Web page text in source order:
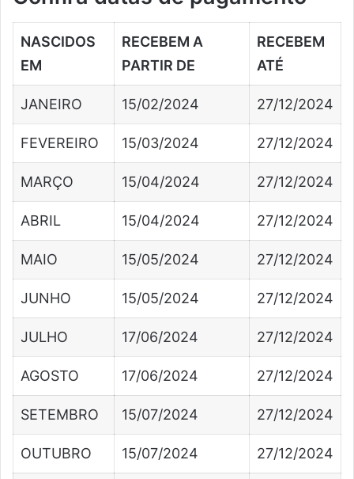
NASCIDOS
EM
RECEBEM A
PARTIR DE
RECEBEM
ATÉ
JANEIRO 15/02/2024 27/12/2024
FEVEREIRO 15/03/2024 27/12/2024
MARÇO 15/04/2024 27/12/2024
ABRIL 15/04/2024 27/12/2024
MAIO 15/05/2024 27/12/2024
JUNHO 15/05/2024 27/12/2024
JULHO 17/06/2024 27/12/2024
AGOSTO 17/06/2024 27/12/2024
SETEMBRO 15/07/2024 27/12/2024
OUTUBRO 15/07/2024 27/12/2024